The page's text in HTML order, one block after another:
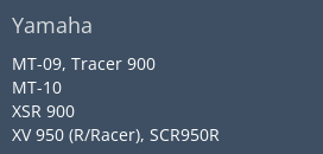
Yamaha
MT-09, Tracer 900
MT-10
XSR 900
XV 950 (R/Racer), SCR950R